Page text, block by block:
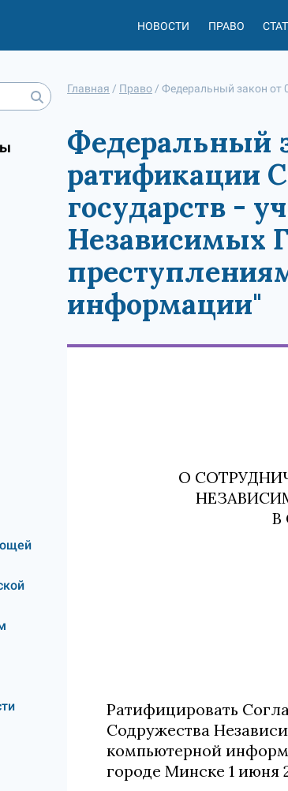
НОВОСТИ ПРАВО
Главная / Право / Федеральный закон от
Федеральный
ратификации
государств -
Независимых
информации"
О
В
Ратифицировать
Содружества
компьютерной
городе Минске 1 июня